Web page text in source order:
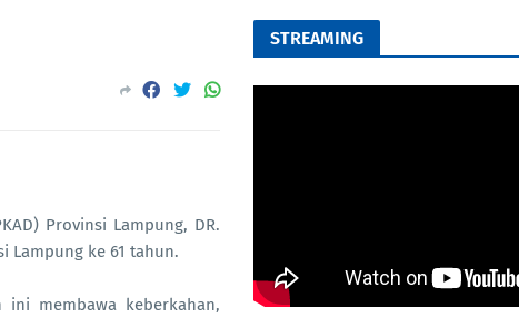
Provinsi Lampung, DR.
Lampung ke 61 tahun.
membawa keberkahan,
STREAMING